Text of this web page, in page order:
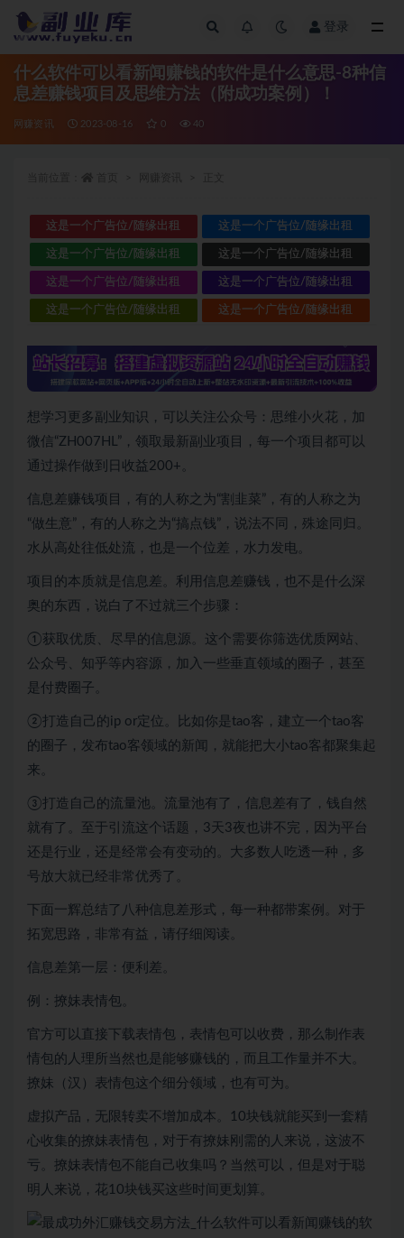
登录
什么软件可以看新闻赚钱的软件是什么意思-8种信
息差赚钱项目及思维方法（附成功案例）！
网赚资讯 2023-08-16 0 40
这是一个广告位/随缘出租 这是一个广告位/随缘出租
这是一个广告位/随缘出租 这是一个广告位/随缘出租
这是一个广告位/随缘出租 这是一个广告位/随缘出租
这是一个广告位/随缘出租 这是一个广告位/随缘出租
想学习更多副业知识，可以关注公众号：思维小火花，加
微信“ZH007HL”，领取最新副业项目，每一个项目都可以
通过操作做到日收益200+。
信息差赚钱项目，有的人称之为“割韭菜”，有的人称之为
“做生意”，有的人称之为“搞点钱”，说法不同，殊途同归。
水从高处往低处流，也是一个位差，水力发电。
项目的本质就是信息差。利用信息差赚钱，也不是什么深
奥的东西，说白了不过就三个步骤：
①获取优质、尽早的信息源。这个需要你筛选优质网站、
公众号、知乎等内容源，加入一些垂直领域的圈子，甚至
是付费圈子。
②打造自己的ip or定位。比如你是tao客，建立一个tao客
的圈子，发布tao客领域的新闻，就能把大小tao客都聚集起
来。
③打造自己的流量池。流量池有了，信息差有了，钱自然
就有了。至于引流这个话题，3天3夜也讲不完，因为平台
还是行业，还是经常会有变动的。大多数人吃透一种，多
号放大就已经非常优秀了。
下面一辉总结了八种信息差形式，每一种都带案例。对于
拓宽思路，非常有益，请仔细阅读。
信息差第一层：便利差。
例：撩妹表情包。
官方可以直接下载表情包，表情包可以收费，那么制作表
情包的人理所当然也是能够赚钱的，而且工作量并不大。
撩妹（汉）表情包这个细分领域，也有可为。
虚拟产品，无限转卖不增加成本。10块钱就能买到一套精
心收集的撩妹表情包，对于有撩妹刚需的人来说，这波不
亏。撩妹表情包不能自己收集吗？当然可以，但是对于聪
明人来说，花10块钱买这些时间更划算。